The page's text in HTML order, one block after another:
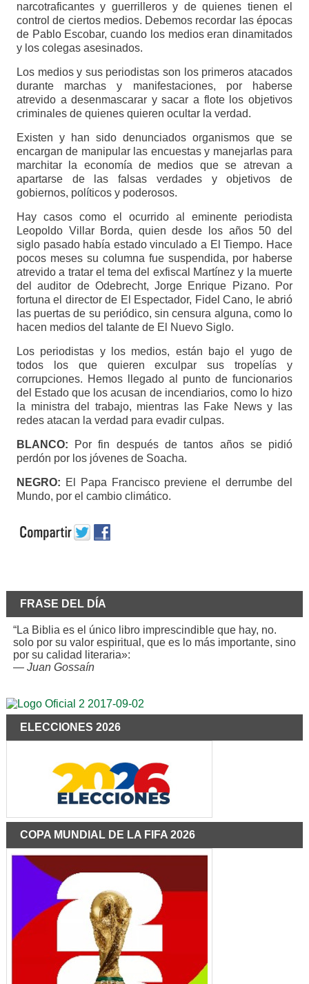
narcotraficantes y guerrilleros y de quienes tienen el
control de ciertos medios. Debemos recordar las épocas
de Pablo Escobar, cuando los medios eran dinamitados
y los colegas asesinados.
Los medios y sus periodistas son los primeros atacados
durante marchas y manifestaciones, por haberse
atrevido a desenmascarar y sacar a flote los objetivos
criminales de quienes quieren ocultar la verdad.
Existen y han sido denunciados organismos que se
encargan de manipular las encuestas y manejarlas para
marchitar la economía de medios que se atrevan a
apartarse de las falsas verdades y objetivos de
gobiernos, políticos y poderosos.
Hay casos como el ocurrido al eminente periodista
Leopoldo Villar Borda, quien desde los años 50 del
siglo pasado había estado vinculado a El Tiempo. Hace
pocos meses su columna fue suspendida, por haberse
atrevido a tratar el tema del exfiscal Martínez y la muerte
del auditor de Odebrecht, Jorge Enrique Pizano. Por
fortuna el director de El Espectador, Fidel Cano, le abrió
las puertas de su periódico, sin censura alguna, como lo
hacen medios del talante de El Nuevo Siglo.
Los periodistas y los medios, están bajo el yugo de
todos los que quieren exculpar sus tropelías y
corrupciones. Hemos llegado al punto de funcionarios
del Estado que los acusan de incendiarios, como lo hizo
la ministra del trabajo, mientras las Fake News y las
redes atacan la verdad para evadir culpas.
BLANCO: Por fin después de tantos años se pidió
perdón por los jóvenes de Soacha.
NEGRO: El Papa Francisco previene el derrumbe del
Mundo, por el cambio climático.
FRASE DEL DÍA
“La Biblia es el único libro imprescindible que hay, no.
solo por su valor espiritual, que es lo más importante, sino
por su calidad literaria»:
— Juan Gossaín
ELECCIONES 2026
COPA MUNDIAL DE LA FIFA 2026